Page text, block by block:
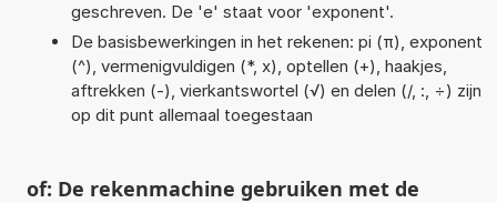
geschreven. De 'e' staat voor 'exponent'.
De basisbewerkingen in het rekenen: pi (π), exponent
(^), vermenigvuldigen (*, x), optellen (+), haakjes,
aftrekken (-), vierkantswortel (√) en delen (/, :, ÷) zijn
op dit punt allemaal toegestaan
of: De rekenmachine gebruiken met de